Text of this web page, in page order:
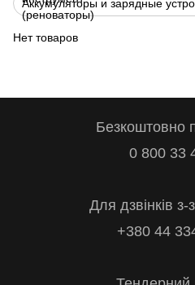
Нет товаров
Безкоштовно
0 800 33
Для дзвінків
+380 44